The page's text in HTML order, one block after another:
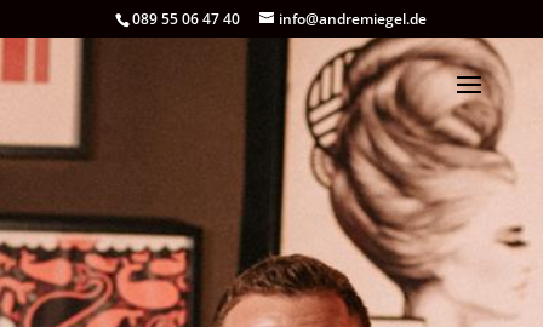
089 55 06 47 40 info@andremiegel.de